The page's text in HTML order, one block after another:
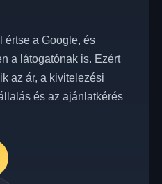
értse a Google, és
a látogatónak is. Ezért
az ár, a kivitelezési
és az ajánlatkérés